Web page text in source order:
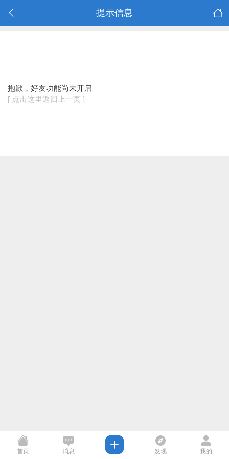
提示信息
抱歉，好友功能尚未开启
[ 点击这里返回上一页 ]
首页 消息 发现 我的